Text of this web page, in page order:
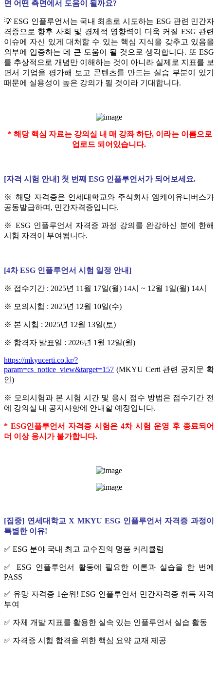
면 어떤 측면에서 도움이 될까요?
💡 ESG 인플루언서는 국내 최초로 시도하는 ESG 관련 민간자
격증으로 향후 사회 및 경제적 영향력이 더욱 커질 ESG 관련
이슈에 자신 있게 대처할 수 있는 핵심 지식을 갖추고 있음을
외부에 입증하는 데 큰 도움이 될 것으로 생각합니다. 또 ESG
를 추상적으로 개념만 이해하는 것이 아니라 실제로 지표를 보
면서 기업을 평가해 보고 콘텐츠를 만드는 실습 부분이 있기
때문에 실용성이 높은 강의가 될 것이라 기대합니다.
* 해당 핵심 자료는 강의실 내 매 강좌 하단, 이라는 이름으로
업로드 되어있습니다.
[자격 시험 안내] 첫 번째 ESG 인플루언서가 되어보세요.
※ 해당 자격증은 연세대학교와 주식회사 엠케이유니버스가
공동발급하며, 민간자격증입니다.
※ ESG 인플루언서 자격증 과정 강의를 완강하신 분에 한해
시험 자격이 부여됩니다.
[4차 ESG 인플루언서 시험 일정 안내]
※ 접수기간 : 2025년 11월 17일(월) 14시 ~ 12월 1일(월) 14시
※ 모의시험 : 2025년 12월 10일(수)
※ 본 시험 : 2025년 12월 13일(토)
※ 합격자 발표일 : 2026년 1월 12일(월)
https://mkyucerti.co.kr/?
param=cs_notice_view&target=157 (MKYU Certi 관련 공지문 확
인)
※ 모의시험과 본 시험 시간 및 응시 접수 방법은 접수기간 전
에 강의실 내 공지사항에 안내할 예정입니다.
* ESG인플루언서 자격증 시험은 4차 시험 운영 후 종료되어
더 이상 응시가 불가합니다.
[집중] 연세대학교 X MKYU ESG 인플루언서 자격증 과정이
특별한 이유!
✅ ESG 분야 국내 최고 교수진의 명품 커리큘럼
✅ ESG 인플루언서 활동에 필요한 이론과 실습을 한 번에
PASS
✅ 유망 자격증 1순위! ESG 인플루언서 민간자격증 취득 자격
부여
✅ 자체 개발 지표를 활용한 실속 있는 인플루언서 실습 활동
✅ 자격증 시험 합격을 위한 핵심 요약 교재 제공